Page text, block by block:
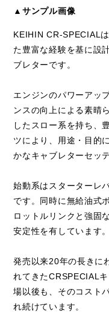
▲サンプル画像
KEIHIN CR-SPECIAL
た豊富な経験を基に設
ブレターです。
エンジンのパワーアッ
ンスの向上による素晴
したスロー系を持ち、
ツにより、用途・目的
かなキャブレターセッ
始動系はスターターレ
です。同時に無給油式
ロットルリンクと強固
安定性を有しています。
発売以来20年の長きに
れてきたCRSPECIAL
場以後も、そのコスト
れ続けています。